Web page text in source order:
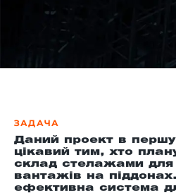
ЗАДАЧА
Даний проект в першу
цікавий тим, хто
склад стелажами для
вантажів на
ефективна система